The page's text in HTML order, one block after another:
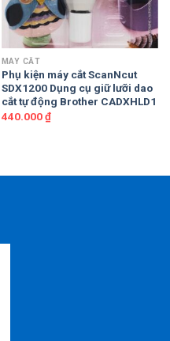
MÁY CẮT
Phụ kiện máy cắt ScanNcut
SDX1200 Dụng cụ giữ lưỡi dao
cắt tự động Brother CADXHLD1
440.000₫